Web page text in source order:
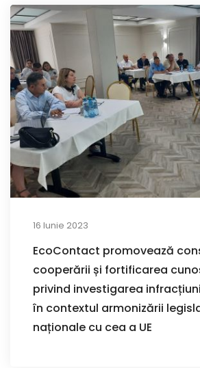
16 Iunie 2023
EcoContact promovează
cooperării și fortificarea
privind investigarea
în contextul armonizării
naționale cu cea a UE